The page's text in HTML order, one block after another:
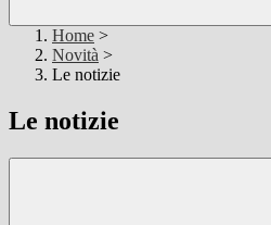
Home >
Novità >
Le notizie
Le notizie